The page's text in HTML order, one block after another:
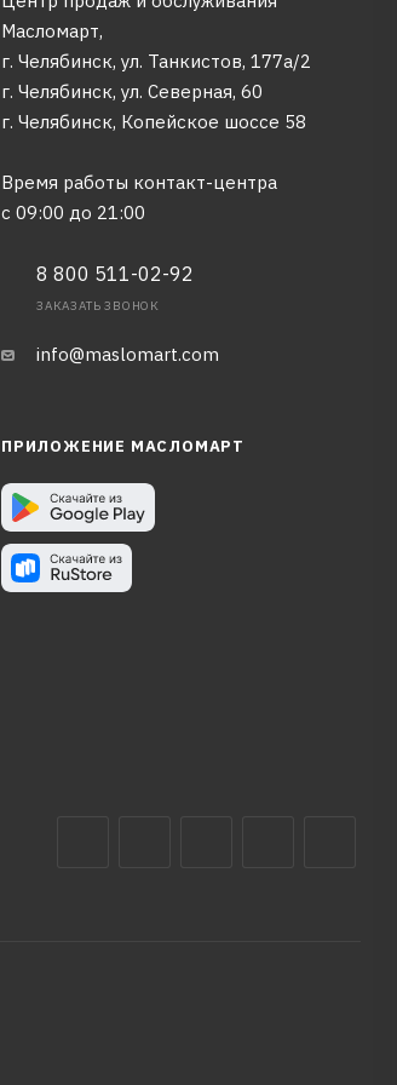
Масломарт,
г. Челябинск, ул. Танкистов, 177а/2
г. Челябинск, ул. Северная, 60
г. Челябинск, Копейское шоссе 58
Время работы контакт-центра
с 09:00 до 21:00
8 800 511-02-92
ЗАКАЗАТЬ ЗВОНОК
info@maslomart.com
ПРИЛОЖЕНИЕ МАСЛОМАРТ